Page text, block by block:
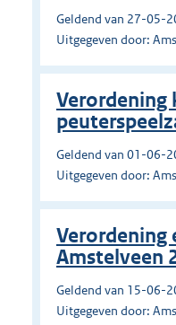
Geldend van 27-05-
Uitgegeven door:
Verordening
Geldend van 01-06-
Uitgegeven door:
Verordening
Amstelveen
Geldend van 15-06-
Uitgegeven door: